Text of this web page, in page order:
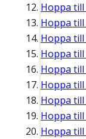
Hoppa till
Hoppa till
Hoppa till
Hoppa till
Hoppa till
Hoppa till
Hoppa till
Hoppa till
Hoppa till